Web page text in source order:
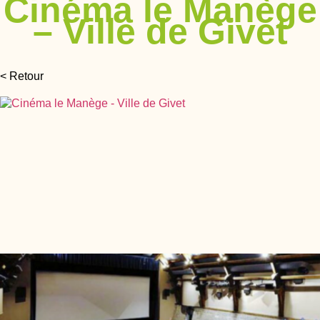
Cinéma le Manège
– Ville de Givet
< Retour